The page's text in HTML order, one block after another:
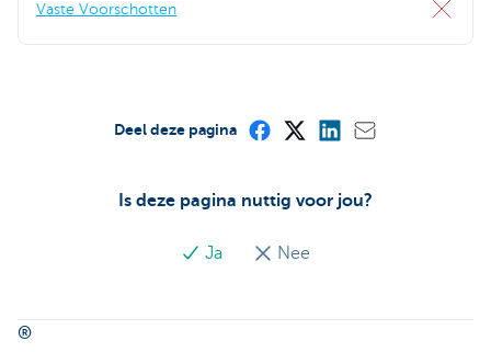
Vaste Voorschotten
Is deze pagina nuttig voor jou?
Ja Nee
Deel deze pagina
®